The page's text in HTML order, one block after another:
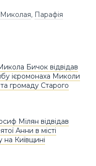
Миколая, Парафія
Бичок відвідав
ієромонаха Миколи
громаду Старого
Мілян відвідав
Анни в місті
Київщині